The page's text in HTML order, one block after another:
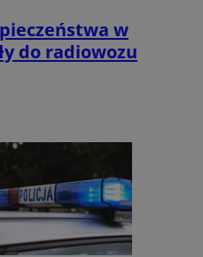
w
do radiowozu